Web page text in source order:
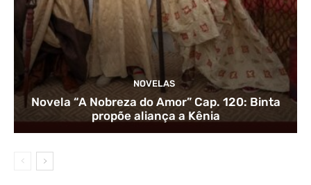
NOVELAS
Novela “A Nobreza do Amor” Cap. 120: Binta
propõe aliança a Kênia